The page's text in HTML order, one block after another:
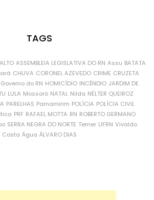
TAGS
ASSEMBLEIA LEGISLATIVA DO RN Assu BATATA
CHUVA CORONEL AZEVEDO CRIME CRUZETA
Governo do RN HOMICÍDIO INCÊNDIO JARDIM DE
LULA Mossoró NATAL Nilda NÉLTER QUEIROZ
PARELHAS Parnamirim POLÍCIA POLÍCIA CIVIL
PRF RAFAEL MOTTA RN ROBERTO GERMANO
SERRA NEGRA DO NORTE Temer UFRN Vivaldo
Costa Água ÁLVARO DIAS